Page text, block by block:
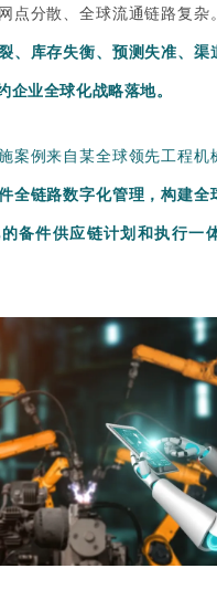
点分散、全球流通链路复杂。
、库存失衡、预测失准、渠
企业全球化战略落地。
案例来自某全球领先工程机
全链路数字化管理，构建全
备件供应链计划和执行一